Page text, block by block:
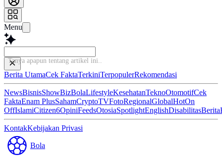
Menu
Tanya apapun tentang artikel ini...
Berita UtamaCek FaktaTerkiniTerpopulerRekomendasi
NewsBisnisShowBizBolaLifestyleKesehatanTeknoOtomotifCek
FaktaEnam PlusSahamCryptoTVFotoRegionalGlobalHotOn
OffIslamiCitizen6OpiniFeedsOtosiaSpotlightEnglishDisabilitasBerita
KontakKebijakan Privasi
Bola